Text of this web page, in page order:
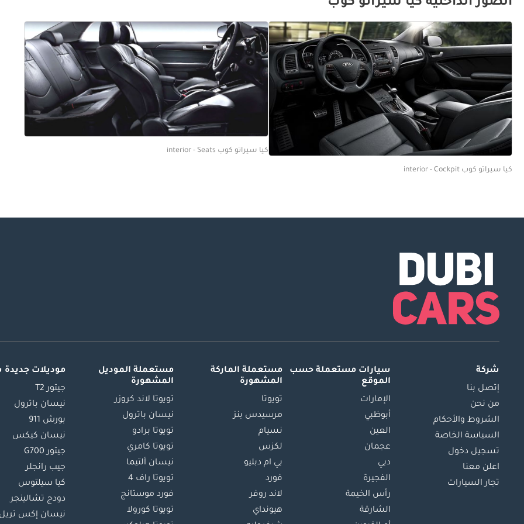
الصور الداخلية كيا سيراتو كوب
كيا سيراتو كوب interior - Cockpit
كيا سيراتو كوب interior - Seats
شركة
إتصل بنا
من نحن
الشروط والأحكام
السياسة الخاصة
تسجيل دخول
اعلن معنا
تجار السيارات
سيارات مستعملة حسب
الموقع
الإمارات
أبوظبي
العين
عجمان
دبي
الفجيرة
رأس الخيمة
الشارقة
مستعملة الماركة
المشهورة
تويوتا
مرسيدس بنز
نسيام
لكزس
بي ام دبليو
فورد
لاند روفر
هيونداي
مستعملة الموديل
المشهورة
تويوتا لاند كروزر
نيسان باترول
تويوتا برادو
تويوتا كامري
نيسان ألتيما
تويوتا راف 4
فورد موستانج
تويوتا كورولا
موديلات
جيتور T2
نيسان باترول
بورش 911
نيسان كيكس
جيتور G700
جيب رانجلر
كيا سيلتوس
دودج تشالينجر
نيسان إكس تريل